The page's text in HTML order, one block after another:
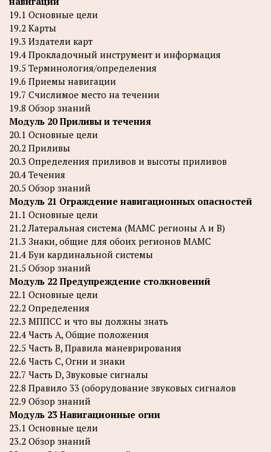
19.1 Основные цели
19.2 Карты
19.3 Издатели карт
19.4 Прокладочный инструмент и информация
19.5 Терминология/определения
19.6 Приемы навигации
19.7 Счислимое место на течении
19.8 Обзор знаний
Модуль 20 Приливы и течения
20.1 Основные цели
20.2 Приливы
20.3 Определения приливов и высоты приливов
20.4 Течения
20.5 Обзор знаний
Модуль 21 Ограждение навигационных опасностей
21.1 Основные цели
21.2 Латеральная система (МАМС регионы A и B)
21.3 Знаки, общие для обоих регионов МАМС
21.4 Буи кардинальной системы
21.5 Обзор знаний
Модуль 22 Предупреждение столкновений
22.1 Основные цели
22.2 Определения
22.3 МППСС и что вы должны знать
22.4 Часть A, Общие положения
22.5 Часть B, Правила маневрирования
22.6 Часть C, Огни и знаки
22.7 Часть D, Звуковые сигналы
22.8 Правило 33 (оборудование звуковых сигналов
22.9 Обзор знаний
Модуль 23 Навигационные огни
23.1 Основные цели
23.2 Обзор знаний